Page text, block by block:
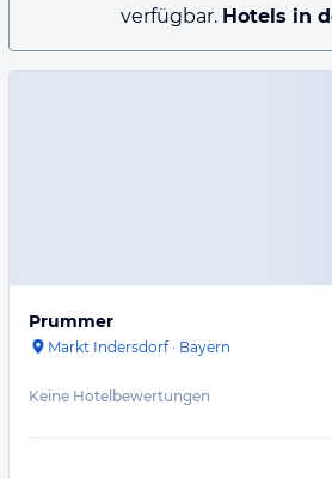
verfügbar. Hotels in
Prummer
Markt Indersdorf· Bayern
Keine Hotelbewertungen